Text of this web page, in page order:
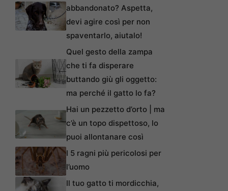
abbandonato? Aspetta,
devi agire così per non
spaventarlo, aiutalo!
Quel gesto della zampa
che ti fa disperare
buttando giù gli oggetto:
ma perché il gatto lo fa?
Hai un pezzetto d’orto | ma
c’è un topo dispettoso, lo
puoi allontanare così
I 5 ragni più pericolosi per
l’uomo
Il tuo gatto ti mordicchia,